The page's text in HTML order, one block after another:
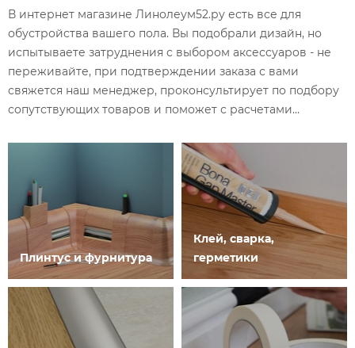
В интернет магазине Линолеум52.ру есть все для
обустройства вашего пола. Вы подобрали дизайн, но
испытываете затруднения с выбором аксессуаров - не
переживайте, при подтверждении заказа с вами
свяжется наш менеджер, проконсультирует по подбору
сопутствующих товаров и поможет с расчетами...
Плинтус и фурнитура
Клей, сварка,
герметики